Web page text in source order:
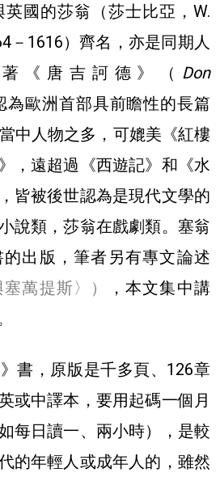
英國的莎翁（莎士比亞，W.
－1616）齊名，亦是同期人
《唐吉訶德》（ Don
為歐洲首部具前瞻性的長篇
中人物之多，可媲美《紅樓
，遠超過《西遊記》和《水
皆被後世認為是現代文學的
說類，莎翁在戲劇類。塞翁
出版，筆者另有專文論述
萬提斯〉 ）
，本文集中講
書，原版是千多頁、126章
或中譯本，要用起碼一個月
每日讀一、兩小時），是較
的年輕人或成年人的，雖然